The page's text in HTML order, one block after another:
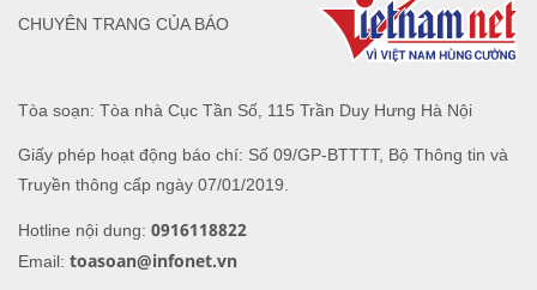
Tòa soạn: Tòa nhà Cục Tần Số, 115 Trần Duy Hưng Hà Nội
Giấy phép hoạt động báo chí: Số 09/GP-BTTTT, Bộ Thông tin và
Truyền thông cấp ngày 07/01/2019.
Hotline nội dung: 0916118822
Email: toasoan@infonet.vn
CHUYÊN TRANG CỦA BÁO